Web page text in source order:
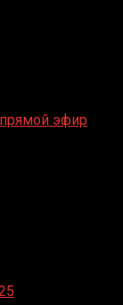
эфир